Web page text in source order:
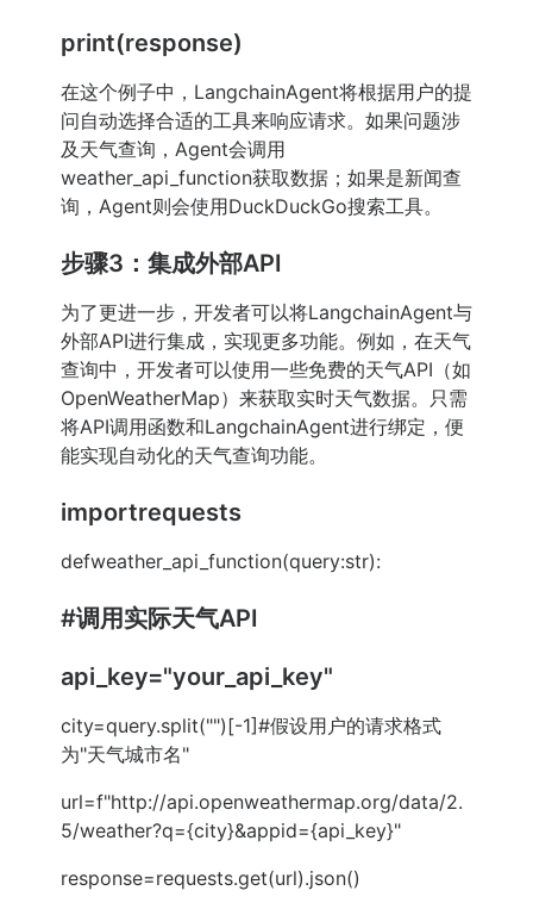
print(response)
在这个例子中，LangchainAgent将根据用户的提
问自动选择合适的工具来响应请求。如果问题涉
及天气查询，Agent会调用
weather_api_function获取数据；如果是新闻查
询，Agent则会使用DuckDuckGo搜索工具。
步骤3：集成外部API
为了更进一步，开发者可以将LangchainAgent与
外部API进行集成，实现更多功能。例如，在天气
查询中，开发者可以使用一些免费的天气API（如
OpenWeatherMap）来获取实时天气数据。只需
将API调用函数和LangchainAgent进行绑定，便
能实现自动化的天气查询功能。
importrequests
defweather_api_function(query:str):
#调用实际天气API
api_key="your_api_key"
city=query.split("")[-1]#假设用户的请求格式
为"天气城市名"
url=f"http://api.openweathermap.org/data/2.
5/weather?q={city}&appid={api_key}"
response=requests.get(url).json()